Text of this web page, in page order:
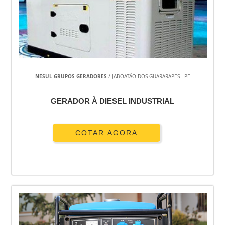
GERADOR DE ENERGIA 100 KVA PREÇO
GERADOR DE ENERGIA 10 KVA DIESEL
GERADOR DE ELETRICIDADE A VAPOR
GERADOR DE 30KVA PREÇO
GERADOR DE 15KVA PREÇO
GERADOR ALUGUEL
GERADOR A ÓLEO DIESEL
GERADOR A GASOLINA SILENCIOSO
GERADOR À GASOLINA PREÇO
GERADOR A GASOLINA 4 TEMPOS
GERADOR A GASOLINA 220V
NESUL GRUPOS GERADORES / JABOATÃO DOS GUARARAPES - PE
GERADOR À DIESEL INDUSTRIAL
COTAR AGORA